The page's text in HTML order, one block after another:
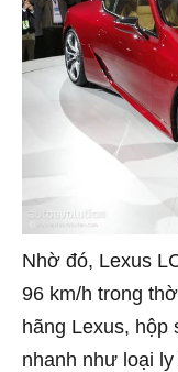
Nhờ đó, Lexus
96 km/h trong
hãng Lexus, hộp
nhanh như loại